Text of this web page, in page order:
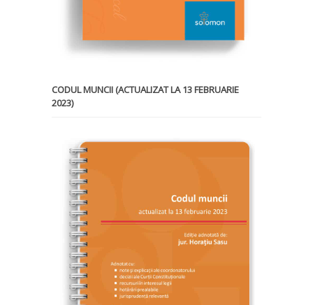
CODUL MUNCII (ACTUALIZAT LA 13 FEBRUARIE
2023)